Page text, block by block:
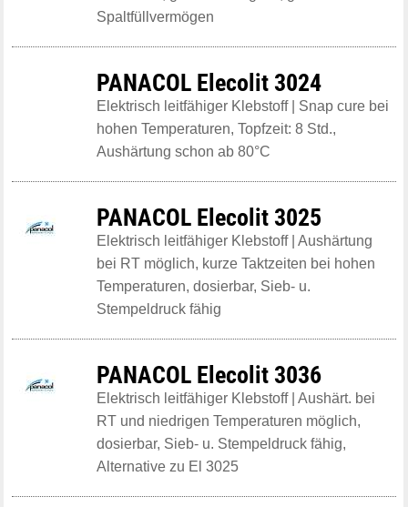
Spaltfüllvermögen
PANACOL Elecolit 3024
Elektrisch leitfähiger Klebstoff | Snap cure bei
hohen Temperaturen, Topfzeit: 8 Std.,
Aushärtung schon ab 80°C
PANACOL Elecolit 3025
Elektrisch leitfähiger Klebstoff | Aushärtung
bei RT möglich, kurze Taktzeiten bei hohen
Temperaturen, dosierbar, Sieb- u.
Stempeldruck fähig
PANACOL Elecolit 3036
Elektrisch leitfähiger Klebstoff | Aushärt. bei
RT und niedrigen Temperaturen möglich,
dosierbar, Sieb- u. Stempeldruck fähig,
Alternative zu El 3025